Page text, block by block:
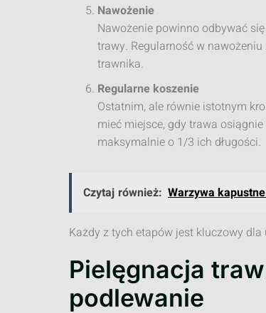
Nawożenie
Nawożenie powinno odbywać
trawy. Regularność w
trawnika.
Regularne koszenie
Ostatnim, ale równie istotnym
mieć miejsce, gdy trawa
maksymalnie o 1/3 ich długości.
Czytaj również: Warzywa
Każdy z tych etapów jest kluczowy
Pielęgnacja
podlewanie